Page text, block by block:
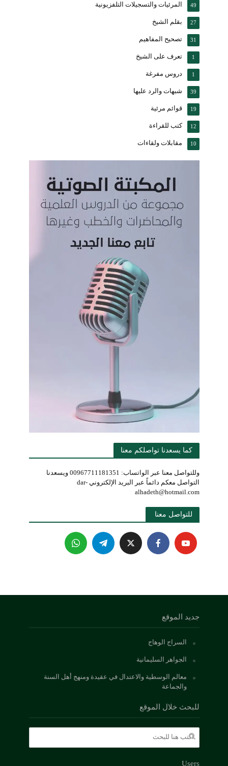
المرئيات والتسجيلات التلفزيونية 49
بقلم الشيخ 27
تصحيح المفاهيم 31
تعرف على الشيخ 1
دروس مفرغة 1
شبهات والرد عليها 39
قوائم مرئية 19
كتب للقراءة 12
مقابلات ولقاءات 10
كما يسعدنا تواصلكم معنا
وللتواصل معنا عبر الواتساب: 00967711181351 ويسعدنا
التواصل معكم دائماً عبر البريد الإلكتروني dar-
alhadeth@hotmail.com
للتواصل معنا
جديد الموقع
السراج الوهاج
الجواهر السليمانية
معالم الوسطية والاعتدال في عقيدة ومنهج أهل السنة
والجماعة
للبحث خلال الموقع
Users